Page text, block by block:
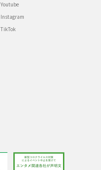
Youtube
Instagram
TikTok